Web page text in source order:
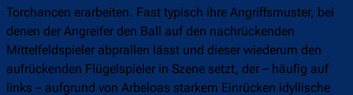
Torchancen erarbeiten. Fast typisch ihre Angriffsmuster, bei
denen der Angreifer den Ball auf den nachrückenden
Mittelfeldspieler abprallen lässt und dieser wiederum den
aufrückenden Flügelspieler in Szene setzt, der – häufig auf
links – aufgrund von Arbeloas starkem Einrücken idyllische